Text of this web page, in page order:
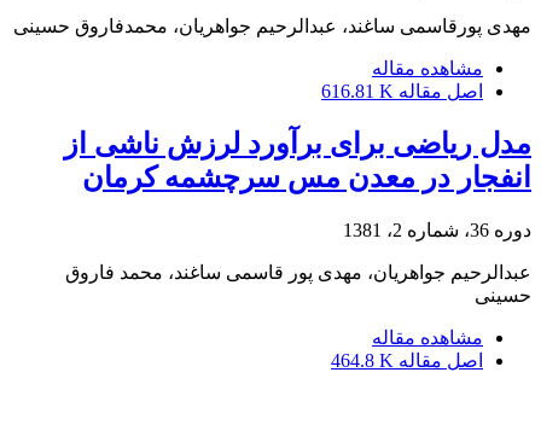
مهدی پورقاسمی ساغند، عبدالرحیم جواهریان، محمدفاروق حسینی
مشاهده مقاله
اصل مقاله 616.81 K
مدل ریاضی برای برآورد لرزش ناشی از
انفجار در معدن مس سرچشمه کرمان
دوره 36، شماره 2، 1381
عبدالرحیم جواهریان، مهدی پور قاسمی ساغند، محمد فاروق
حسینی
مشاهده مقاله
اصل مقاله 464.8 K